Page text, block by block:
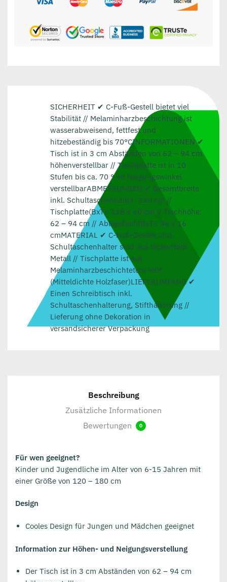
SICHERHEIT ✔ C-Fuß-Gestell bietet viel
Stabilität // Melaminharzbeschichtung ist
wasserabweisend, fettfest und
hitzebeständig bis 70°CINFORMATIONEN ✔
Tisch ist in 3 cm Abständen von 62 – 94 cm
höhenverstellbar // Tischplatte ist in 10
Stufen bis ca. 70 ° im Neigungswinkel
verstellbarABMESSUNGEN ✔ Gesamtbreite
inkl. Schultaschenhalter: 130 cm //
Tischplatte(BxT): 118 x 60 cm // Tischhöhe:
62 – 94 cm // Ablagefach(BxT): 96 x 16
cmMATERIAL ✔ C-Fuß-Gestell und
Schultaschenhalter sind aus lackiertem
Metall // Tischplatte ist aus
Melaminharzbeschichtetem MDF
(Mitteldichte Holzfaser)LIEFERUMFANG ✔
Einen Schreibtisch inkl.
Schultaschenhalterung, Stifthalterung //
Lieferung ohne Dekoration in
versandsicherer Verpackung
Beschreibung
Zusätzliche Informationen
Bewertungen
0
Für wen geeignet?
Kinder und Jugendliche im Alter von 6-15 Jahren mit
einer Größe von 120 – 180 cm
Design
Cooles Design für Jungen und Mädchen geeignet
Information zur Höhen- und Neigungsverstellung
Der Tisch ist in 3 cm Abständen von 62 – 94 cm